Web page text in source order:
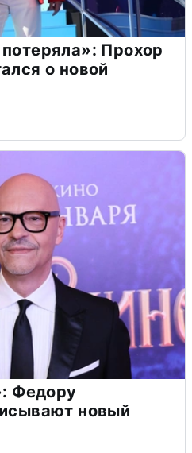
Прохор
о новой
Федору
новый